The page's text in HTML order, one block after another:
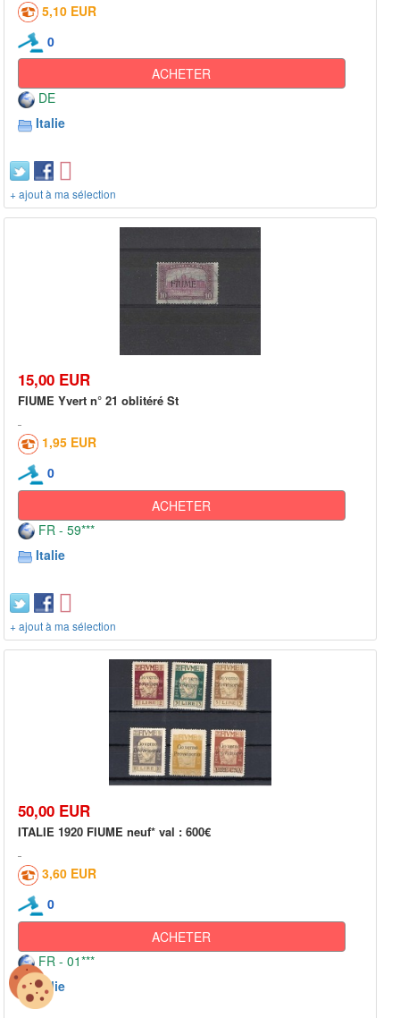
5,10 EUR
0
ACHETER
DE
Italie
+ ajout à ma sélection
15,00 EUR
FIUME Yvert n° 21 oblitéré St
1,95 EUR
0
ACHETER
FR - 59***
Italie
+ ajout à ma sélection
50,00 EUR
ITALIE 1920 FIUME neuf* val : 600€
3,60 EUR
0
ACHETER
FR - 01***
Italie